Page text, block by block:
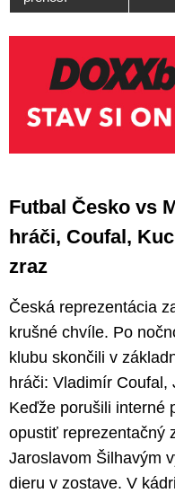
Futbal Česko vs
hráči, Coufal,
zraz
Česká reprezentácia
krušné chvíle. Po
klubu skončili v
hráči: Vladimír Coufal,
Keďže porušili interné
opustiť reprezentačný
Jaroslavom Šilhavým
dieru v zostave. V